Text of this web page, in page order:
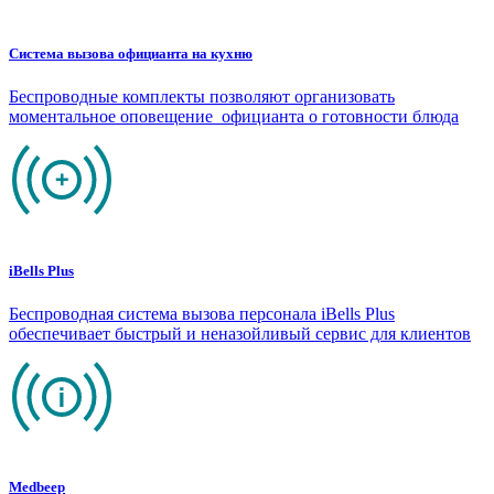
Система вызова официанта на кухню
Беспроводные комплекты позволяют организовать
моментальное оповещение официанта о готовности блюда
iBells Plus
Беспроводная система вызова персонала iBells Plus
обеспечивает быстрый и неназойливый сервис для клиентов
Medbeep